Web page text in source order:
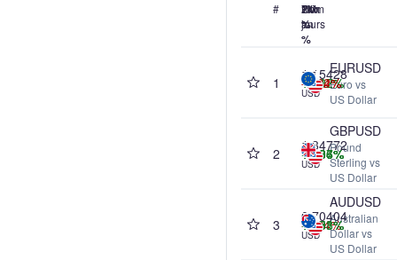
# Nom
Prix
24h
%
7
jours
%
1M
%
1
an
%
1
EURUSD
Euro vs
US Dollar
1.15428
USD
-0.12%
+0.17%
+0.92%
-0.24%
2
GBPUSD
Pound
Sterling vs
US Dollar
1.34772
USD
+0.06%
+0.36%
+1.04%
+1.37%
3
AUDUSD
Australian
Dollar vs
US Dollar
0.70404
USD
-0.24%
+0.31%
+1.58%
+8.93%